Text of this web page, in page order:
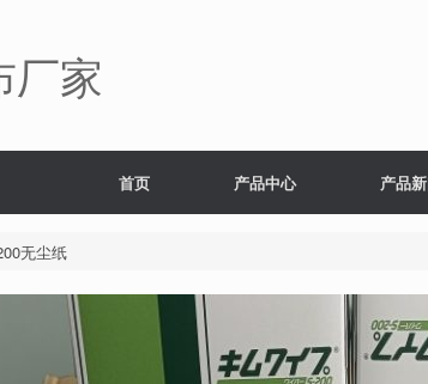
厂家
首页 产品中心 产品
无尘纸